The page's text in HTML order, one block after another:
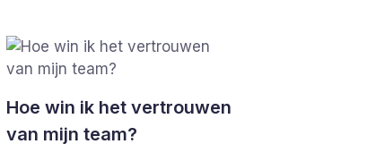
Hoe win ik het vertrouwen
van mijn team?